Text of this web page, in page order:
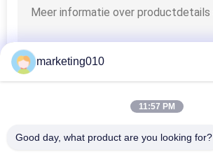
marketing010
11:57 PM
Good day, what product are you looking for?